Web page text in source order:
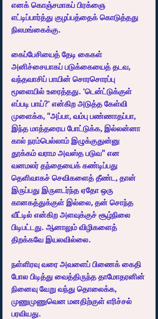
எனக் கொஞ்சமாகப் பிரக்ஞை
எட்டிப்பார்த்து குழப்பத்தைக் கொடுத்தது
நிலமங்கைக்கு.
கைப்பேசியைத் தேடி கைகள்
அனிச்சையாகப் படுக்கையைத் தடவ,
வந்தவாசிப் பாயின் சொரசொரப்பு
மூளையில் உரைத்தது. 'டென்ட்டுக்குள்
எப்படி பாய்?' என்கிற அடுத்த கேள்வி
முளைக்க, "அப்பா, வம்பு பண்ணாதப்பா,
இந்த மாத்தரைய போட்டுக்க, இல்லன்னா
கால் நரம்பெல்லாம் இழுக்குதுன்னு
தூக்கம் வராம அவஸ்த படுவ" என
வனமலர் தந்தையைக் கண்டிப்பது
தெளிவாகச் செவிகளைத் தீண்ட, தான்
இருப்பது இருளடர்ந்த ஏதோ ஒரு
கானகத்துக்குள் இல்லை, தன் சொந்த
வீட்டில் என்கிற அளவுக்குச் சூழ்நிலை
பிடிபட்டது. ஆனாலும் விழிகளைத்
திறக்கவே இயலவில்லை.
நள்ளிரவு வரை அவளைப் பிணைக் கைதி
போல பிடித்து வைத்திருந்த தாமோதரனின்
நினைவு வேறு வந்து தொலைக்க,
முணுமுணுவென மனதிற்குள் எரிச்சல்
பரவியது.